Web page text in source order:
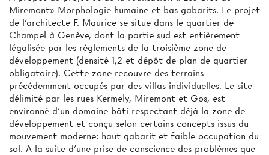
Miremont» Morphologie humaine et bas gabarits. Le projet
de l'architecte F. Maurice se situe dans le quartier de
Champel à Genève, dont la partie sud est entièrement
légalisée par les règlements de la troisième zone de
développement (densité 1,2 et dépôt de plan de quartier
obligatoire). Cette zone recouvre des terrains
précédemment occupés par des villas individuelles. Le site
délimité par les rues Kermely, Miremont et Gos, est
environné d'un domaine bâti respectant déjà la zone de
développement et conçu selon certains concepts issus du
mouvement moderne: haut gabarit et faible occupation du
sol. A la suite d’une prise de conscience des problèmes que